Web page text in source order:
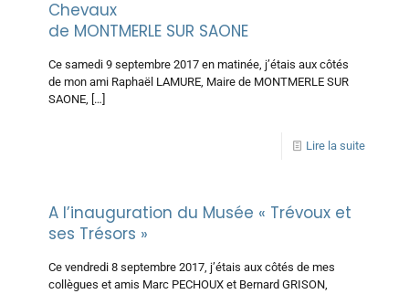
Chevaux
de MONTMERLE SUR SAONE
Ce samedi 9 septembre 2017 en matinée, j’étais aux côtés
de mon ami Raphaël LAMURE, Maire de MONTMERLE SUR
SAONE, […]
Lire la suite
A l’inauguration du Musée « Trévoux et
ses Trésors »
Ce vendredi 8 septembre 2017, j’étais aux côtés de mes
collègues et amis Marc PECHOUX et Bernard GRISON,